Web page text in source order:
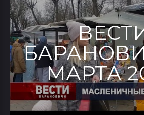
МАРТА